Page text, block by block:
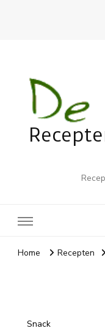
Home Recepten
Snack